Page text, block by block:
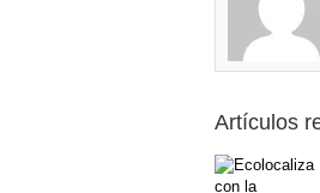
Artículos